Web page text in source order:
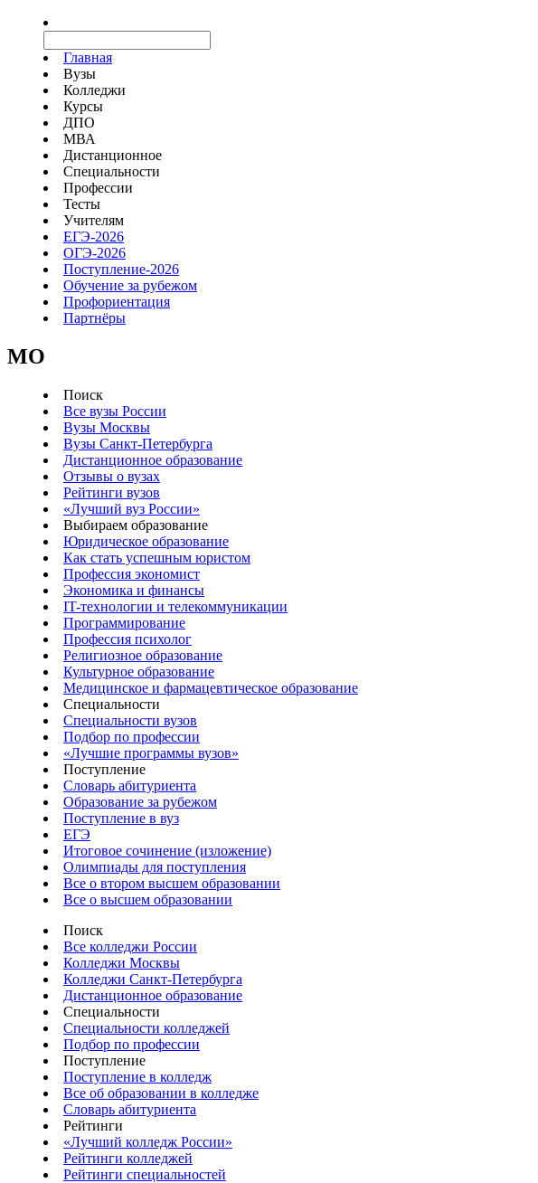
Главная
Вузы
Колледжи
Курсы
ДПО
МВА
Дистанционное
Специальности
Профессии
Тесты
Учителям
ЕГЭ-2026
ОГЭ-2026
Поступление-2026
Обучение за рубежом
Профориентация
Партнёры
MO
Поиск
Все вузы России
Вузы Москвы
Вузы Санкт-Петербурга
Дистанционное образование
Отзывы о вузах
Рейтинги вузов
«Лучший вуз России»
Выбираем образование
Юридическое образование
Как стать успешным юристом
Профессия экономист
Экономика и финансы
IT-технологии и телекоммуникации
Программирование
Профессия психолог
Религиозное образование
Культурное образование
Медицинское и фармацевтическое образование
Специальности
Специальности вузов
Подбор по профессии
«Лучшие программы вузов»
Поступление
Словарь абитуриента
Образование за рубежом
Поступление в вуз
ЕГЭ
Итоговое сочинение (изложение)
Олимпиады для поступления
Все о втором высшем образовании
Все о высшем образовании
Поиск
Все колледжи России
Колледжи Москвы
Колледжи Санкт-Петербурга
Дистанционное образование
Специальности
Специальности колледжей
Подбор по профессии
Поступление
Поступление в колледж
Все об образовании в колледже
Словарь абитуриента
Рейтинги
«Лучший колледж России»
Рейтинги колледжей
Рейтинги специальностей